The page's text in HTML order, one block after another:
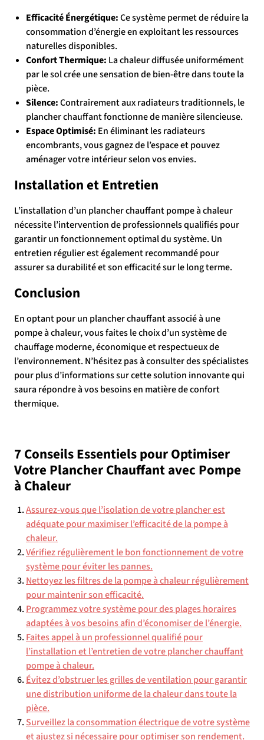
Efficacité Énergétique:Ce système permet de réduire la
consommation d’énergie en exploitant les ressources
naturelles disponibles.
Confort Thermique: La chaleur diffusée uniformément
par le sol crée une sensation de bien-être dans toute la
pièce.
Silence:Contrairement aux radiateurs traditionnels, le
plancher chauffant fonctionne de manière silencieuse.
Espace Optimisé: En éliminant les radiateurs
encombrants, vous gagnez de l’espace et pouvez
aménager votre intérieur selon vos envies.
Installation et Entretien
L’installation d’un plancher chauffant pompe à chaleur
nécessite l’intervention de professionnels qualifiés pour
garantir un fonctionnement optimal du système. Un
entretien régulier est également recommandé pour
assurer sa durabilité et son efficacité sur le long terme.
Conclusion
En optant pour un plancher chauffant associé à une
pompe à chaleur, vous faites le choix d’un système de
chauffage moderne, économique et respectueux de
l’environnement. N’hésitez pas à consulter des spécialistes
pour plus d’informations sur cette solution innovante qui
saura répondre à vos besoins en matière de confort
thermique.
7 Conseils Essentiels pour Optimiser
Votre Plancher Chauffant avec Pompe
à Chaleur
Assurez-vous que l’isolation de votre plancher est
adéquate pour maximiser l’efficacité de la pompe à
chaleur.
Vérifiez régulièrement le bon fonctionnement de votre
système pour éviter les pannes.
Nettoyez les filtres de la pompe à chaleur régulièrement
pour maintenir son efficacité.
Programmez votre système pour des plages horaires
adaptées à vos besoins afin d’économiser de l’énergie.
Faites appel à un professionnel qualifié pour
l’installation et l’entretien de votre plancher chauffant
pompe à chaleur.
Évitez d’obstruer les grilles de ventilation pour garantir
une distribution uniforme de la chaleur dans toute la
pièce.
Surveillez la consommation électrique de votre système
et ajustez si nécessaire pour optimiser son rendement.